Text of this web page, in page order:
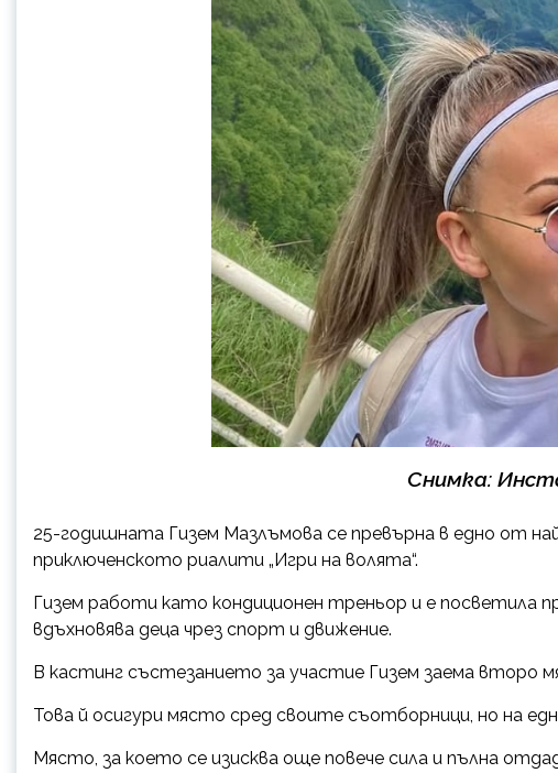
Снимка:
25-годишната Гизем Мазлъмова се превърна в едно от
приключенското риалити „Игри на волята“.
Гизем работи като кондиционен треньор и е посветила
вдъхновява деца чрез спорт и движение.
В кастинг състезанието за участие Гизем заема второ
Това й осигури място сред своите съотборници, но на
Място, за което се изисква още повече сила и пълна